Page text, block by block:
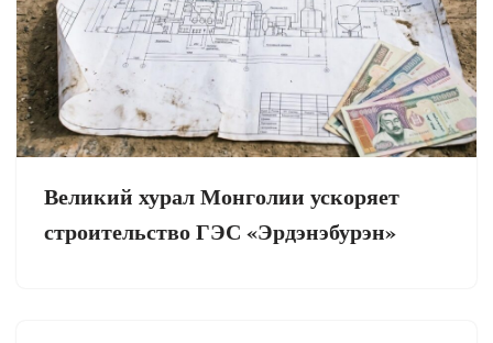
Великий хурал Монголии ускоряет
строительство ГЭС «Эрдэнэбурэн»